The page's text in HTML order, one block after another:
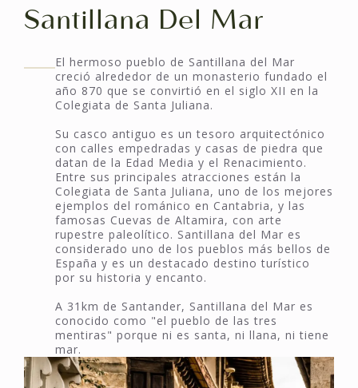
Santillana Del Mar
El hermoso pueblo de Santillana del Mar
creció alrededor de un monasterio fundado el
año 870 que se convirtió en el siglo XII en la
Colegiata de Santa Juliana.
Su casco antiguo es un tesoro arquitectónico
con calles empedradas y casas de piedra que
datan de la Edad Media y el Renacimiento.
Entre sus principales atracciones están la
Colegiata de Santa Juliana, uno de los mejores
ejemplos del románico en Cantabria, y las
famosas Cuevas de Altamira, con arte
rupestre paleolítico. Santillana del Mar es
considerado uno de los pueblos más bellos de
España y es un destacado destino turístico
por su historia y encanto.
A 31km de Santander, Santillana del Mar es
conocido como "el pueblo de las tres
mentiras" porque ni es santa, ni llana, ni tiene
mar.